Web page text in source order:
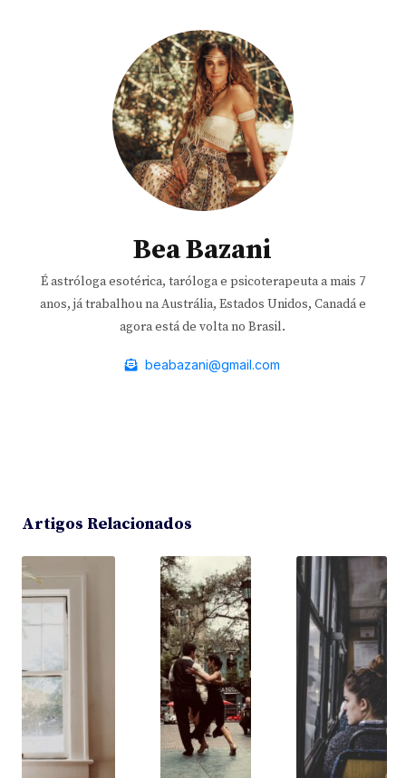
Bea Bazani
É astróloga esotérica, taróloga e psicoterapeuta a mais 7
anos, já trabalhou na Austrália, Estados Unidos, Canadá e
agora está de volta no Brasil.
beabazani@gmail.com
Artigos Relacionados